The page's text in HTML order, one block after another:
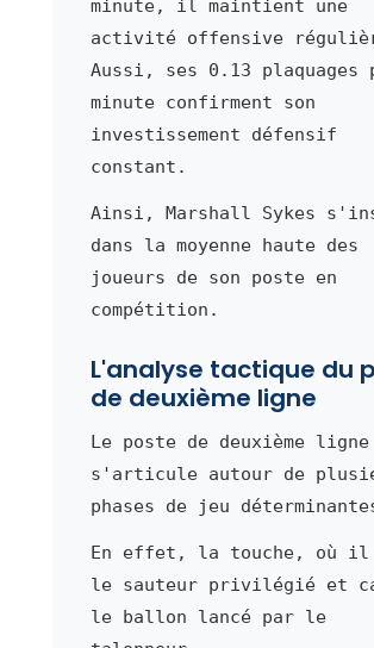
minute, il maintient une
activité offensive
Aussi, ses 0.13 plaquages
minute confirment son
investissement défensif
constant.
Ainsi, Marshall Sykes
dans la moyenne haute des
joueurs de son poste en
compétition.
L'analyse tactique du
de deuxième ligne
Le poste de deuxième ligne
s'articule autour de
phases de jeu
En effet, la touche, où il
le sauteur privilégié et
le ballon lancé par le